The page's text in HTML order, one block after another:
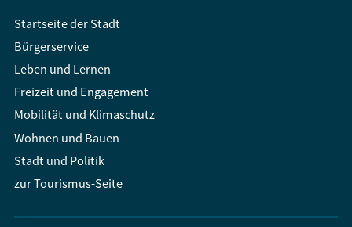
Startseite der Stadt
Bürgerservice
Leben und Lernen
Freizeit und Engagement
Mobilität und Klimaschutz
Wohnen und Bauen
Stadt und Politik
zur Tourismus-Seite